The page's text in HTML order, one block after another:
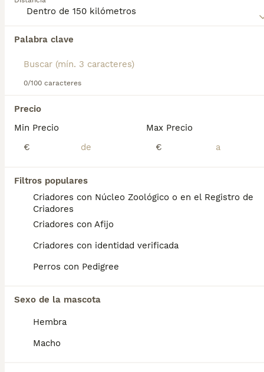
Palabra clave
0/100 caracteres
Precio
Min Precio
€
Max Precio
€
Filtros populares
Criadores con Núcleo Zoológico o en el Registro de
Criadores
Criadores con Afijo
Criadores con identidad verificada
Perros con Pedigree
Sexo de la mascota
Hembra
Macho
siempre compañía.
Habaneropara obtener información sobre esta raza de
Encontramos 0 Bichón Habanero Cachorros
Badajoz.
Si deseas exactamente esta búsqueda guarda tu
¿Cuánto cuesta un cachorro
de Bichon Habanero?
El coste medio de un cachorro de Bichon
aproximadamente 501€, aunque los precios
ubicación.
¿Cuánto pesa un bichón